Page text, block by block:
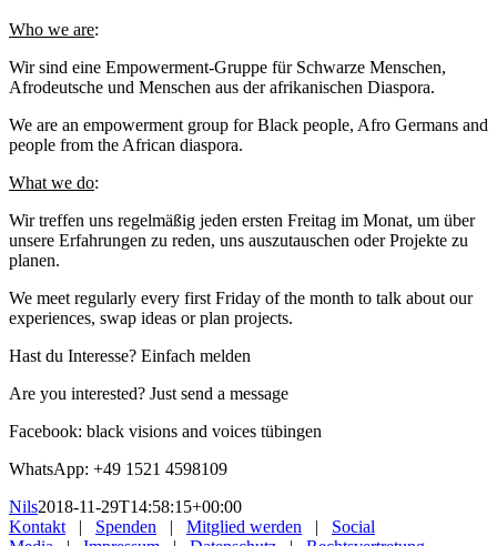
Who we are:
Wir sind eine Empowerment-Gruppe für Schwarze Menschen,
Afrodeutsche und Menschen aus der afrikanischen Diaspora.
We are an empowerment group for Black people, Afro Germans and
people from the African diaspora.
What we do:
Wir treffen uns regelmäßig jeden ersten Freitag im Monat, um über
unsere Erfahrungen zu reden, uns auszutauschen oder Projekte zu
planen.
We meet regularly every first Friday of the month to talk about our
experiences, swap ideas or plan projects.
Hast du Interesse? Einfach melden
Are you interested? Just send a message
Facebook: black visions and voices tübingen
WhatsApp: +49 1521 4598109
Nils2018-11-29T14:58:15+00:00
Kontakt| Spenden | Mitglied werden | Social